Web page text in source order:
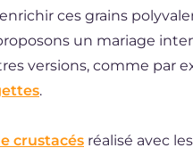
ces grains
un mariage
versions, comme par
.
crustacés réalisé avec